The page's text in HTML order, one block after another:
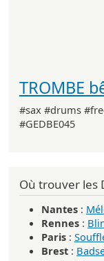
TROMBE
#sax #drums
#GEDBE045
Où trouver les
Nantes :
Rennes :
Paris :
Brest :